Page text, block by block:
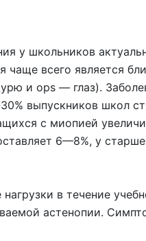
у школьников
чаще всего является
и ops — глаз).
выпускников школ
с миопией
6—8%, у
в течение
астенопии.